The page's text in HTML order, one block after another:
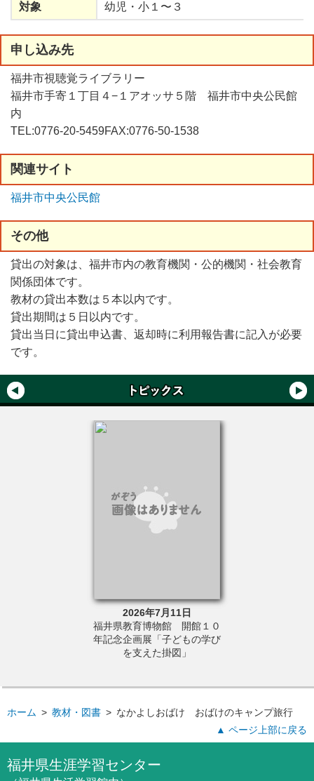
対象 幼児・小１〜３
申 し込み先
福井市視聴覚ライブラリー
福井市手寄１丁目４−１アオッサ５階 福井市中央公民館
内
TEL:0776-20-5459FAX:0776-50-1538
関連サイト
福井市中央公民館
その他
貸出の対象は、福井市内の教育機関・公的機関・社会教育
関係団体です。
教材の貸出本数は５本以内です。
貸出期間は５日以内です。
貸出当日に貸出申込書、返却時に利用報告書に記入が必要
です。
2026年7月11日
福井県教育博物館 開館１０
年記念企画展「子どもの学び
を支えた掛図」
ホーム > 教材・図書 > なかよしおばけ おばけのキャンプ旅行
▲ ページ上部に戻る
福井県生涯学習センター